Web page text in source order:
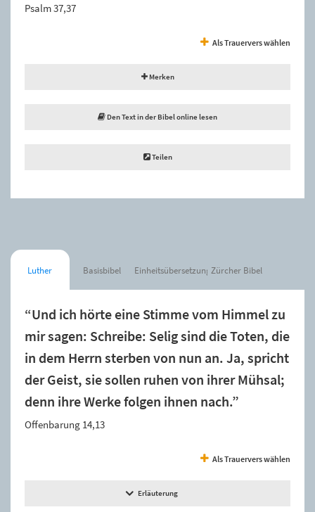
Psalm 37,37
Als Trauervers wählen
Merken
Den Text in der Bibel online lesen
Teilen
Luther Basisbibel Einheitsübersetzung Zürcher Bibel
“Und ich hörte eine Stimme vom Himmel zu
mir sagen: Schreibe: Selig sind die Toten, die
in dem Herrn sterben von nun an. Ja, spricht
der Geist, sie sollen ruhen von ihrer Mühsal;
denn ihre Werke folgen ihnen nach.”
Offenbarung 14,13
Als Trauervers wählen
Erläuterung